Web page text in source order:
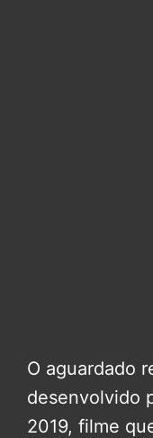
O aguardado
desenvolvido
2019, filme